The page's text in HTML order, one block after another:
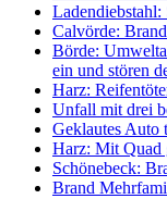
Ladendiebstahl:
Calvörde:
Börde:
ein und stören
Harz:
Unfall mit drei
Geklautes Auto
Harz: Mit Quad
Schönebeck:
Brand